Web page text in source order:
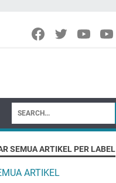
SEMUA ARTIKEL PER LABEL
ARTIKEL